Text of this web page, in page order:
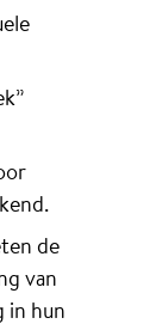
de
van
in hun